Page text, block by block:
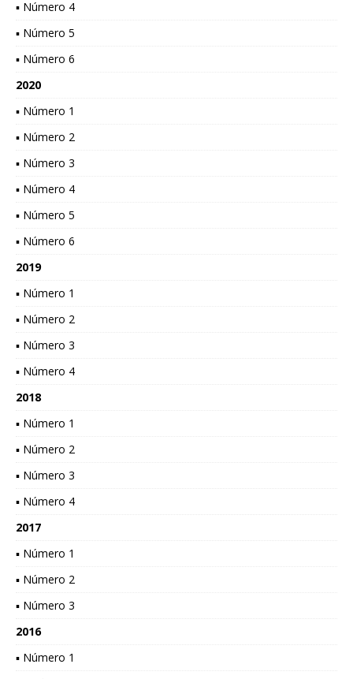
▪ Número 4
▪ Número 5
▪ Número 6
2020
▪ Número 1
▪ Número 2
▪ Número 3
▪ Número 4
▪ Número 5
▪ Número 6
2019
▪ Número 1
▪ Número 2
▪ Número 3
▪ Número 4
2018
▪ Número 1
▪ Número 2
▪ Número 3
▪ Número 4
2017
▪ Número 1
▪ Número 2
▪ Número 3
2016
▪ Número 1